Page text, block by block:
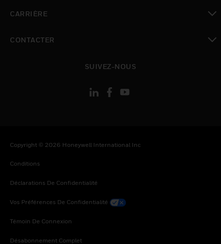
CARRIÈRE
CONTACTER
SUIVEZ-NOUS
Copyright © 2026 Honeywell International Inc
Conditions
Déclarations De Confidentialité
Vos Préférences De Confidentialité
Témoin De Connexion
Désabonnement Complet